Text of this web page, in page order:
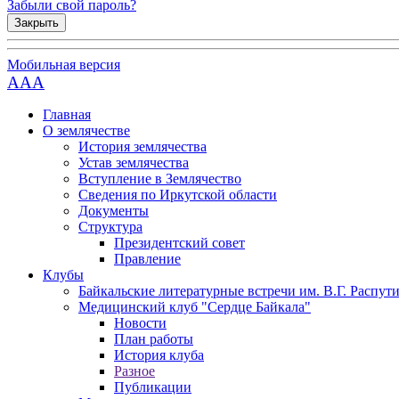
Забыли свой пароль?
Закрыть
Мобильная версия
AAA
Главная
О землячестве
История землячества
Устав землячества
Вступление в Землячество
Сведения по Иркутской области
Документы
Структура
Президентский совет
Правление
Клубы
Байкальские литературные встречи им. В.Г.
Медицинский клуб "Сердце Байкала"
Новости
План работы
История клуба
Разное
Публикации